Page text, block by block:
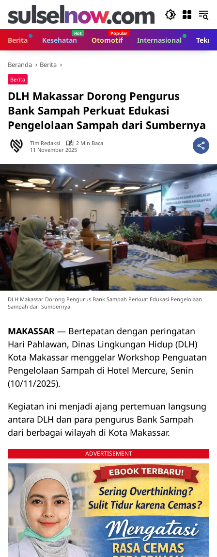
Langsung
konten
Berita
Kesehatan Otomotif Internasional
Beranda Berita
Berita
DLH Makassar Dorong Pengurus
Bank Sampah Perkuat Edukasi
Pengelolaan Sampah dari Sumbernya
Tim Redaksi
2 Min Baca
11 November 2025
DLH Makassar Dorong Pengurus Bank Sampah Perkuat Edukasi Pengelolaan
Sampah dari Sumbernya
MAKASSAR — Bertepatan dengan peringatan
Hari Pahlawan, Dinas Lingkungan Hidup (DLH)
Kota Makassar menggelar Workshop Penguatan
Pengelolaan Sampah di Hotel Mercure, Senin
(10/11/2025).
Kegiatan ini menjadi ajang pertemuan langsung
antara DLH dan para pengurus Bank Sampah
dari berbagai wilayah di Kota Makassar.
ADVERTISEMENT